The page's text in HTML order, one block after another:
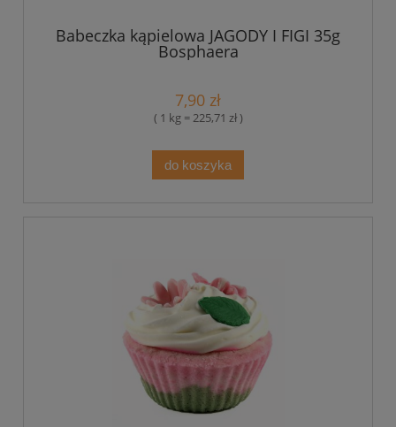
Babeczka kąpielowa JAGODY I FIGI 35g
Bosphaera
7,90 zł
( 1 kg = 225,71 zł )
do koszyka